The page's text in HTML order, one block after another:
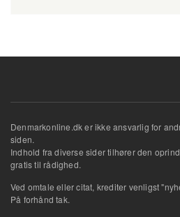
Denmarkonline.dk er ikke ansvarlig for
siden.
Indhold fra diverse sider tilhører den
gratis til rådighed.
Ved omtale eller citat, krediter venligst
På forhånd tak.